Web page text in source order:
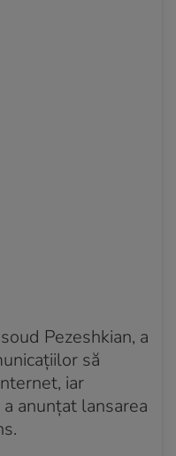
Pezeshkian, a
să
iar
anunțat lansarea